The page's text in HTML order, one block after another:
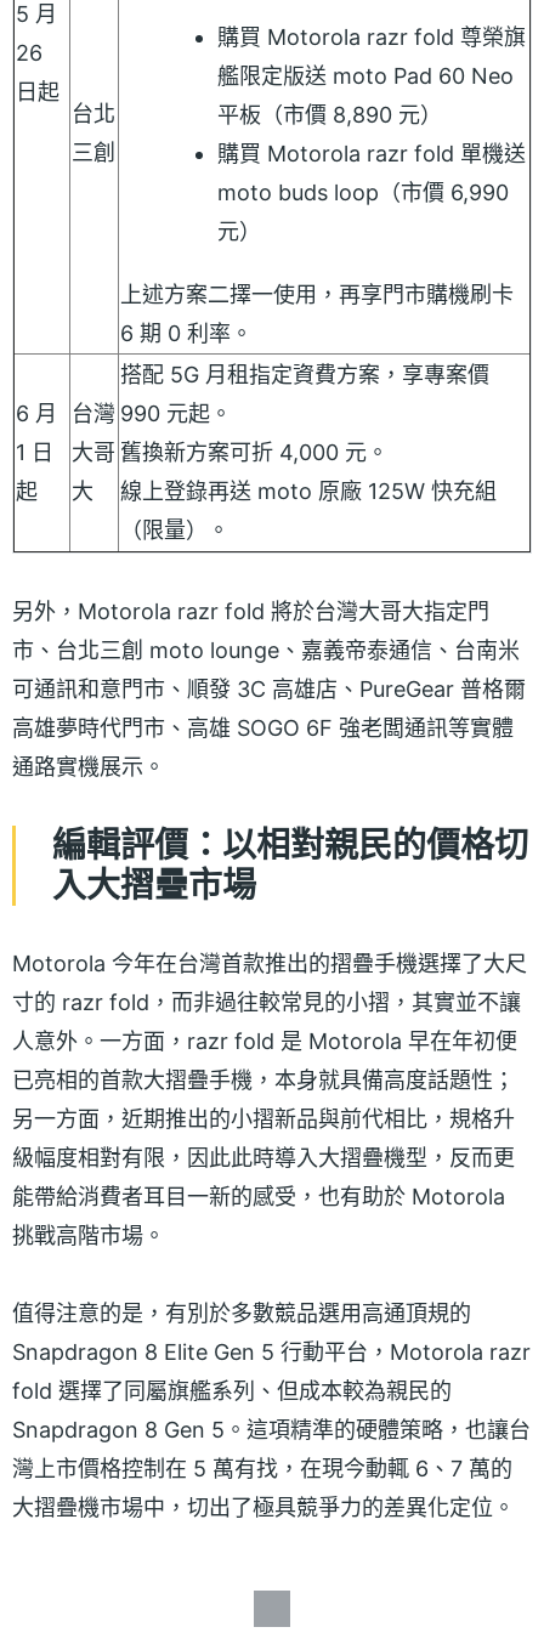
5 月
26
日起
台北
三創
購買 Motorola razr fold 尊榮旗
艦限定版送 moto Pad 60 Neo
平板（市價 8,890 元）
購買 Motorola razr fold 單機送
moto buds loop（市價 6,990
元）
上述方案二擇一使用，再享門市購機刷卡
6 期 0 利率。
6 月
1 日
起
台灣
大哥
大
搭配 5G 月租指定資費方案，享專案價
990 元起。
舊換新方案可折 4,000 元。
線上登錄再送 moto 原廠 125W 快充組
（限量）。
另外，Motorola razr fold 將於台灣大哥大指定門
市、台北三創 moto lounge、嘉義帝泰通信、台南米
可通訊和意門市、順發 3C 高雄店、PureGear 普格爾
高雄夢時代門市、高雄 SOGO 6F 強老闆通訊等實體
通路實機展示。
編輯評價：以相對親民的價格切
入大摺疊市場
Motorola 今年在台灣首款推出的摺疊手機選擇了大尺
寸的 razr fold，而非過往較常見的小摺，其實並不讓
人意外。一方面，razr fold 是 Motorola 早在年初便
已亮相的首款大摺疊手機，本身就具備高度話題性；
另一方面，近期推出的小摺新品與前代相比，規格升
級幅度相對有限，因此此時導入大摺疊機型，反而更
能帶給消費者耳目一新的感受，也有助於 Motorola
挑戰高階市場。
值得注意的是，有別於多數競品選用高通頂規的
Snapdragon 8 Elite Gen 5 行動平台，Motorola razr
fold 選擇了同屬旗艦系列、但成本較為親民的
Snapdragon 8 Gen 5。這項精準的硬體策略，也讓台
灣上市價格控制在 5 萬有找，在現今動輒 6、7 萬的
大摺疊機市場中，切出了極具競爭力的差異化定位。